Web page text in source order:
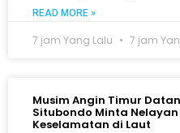
READ MORE »
7 jam Yang Lalu 7 jam
Musim Angin Timur
Situbondo Minta
Keselamatan di Laut